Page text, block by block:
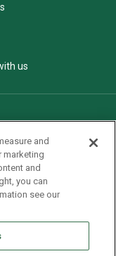
us
and
marketing
and
you can
see our